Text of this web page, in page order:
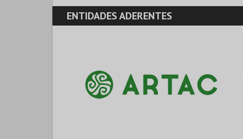
ENTIDADES ADERENTES